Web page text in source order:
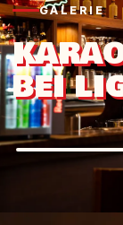
GALERIE
BEI